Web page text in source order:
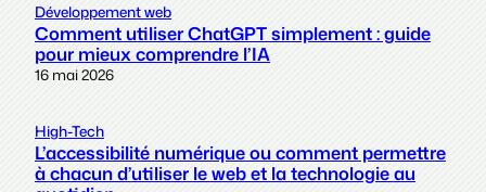
Développement web
Comment utiliser ChatGPT simplement : guide
pour mieux comprendre l’IA
16 mai 2026
High-Tech
L’accessibilité numérique ou comment permettre
à chacun d’utiliser le web et la technologie au